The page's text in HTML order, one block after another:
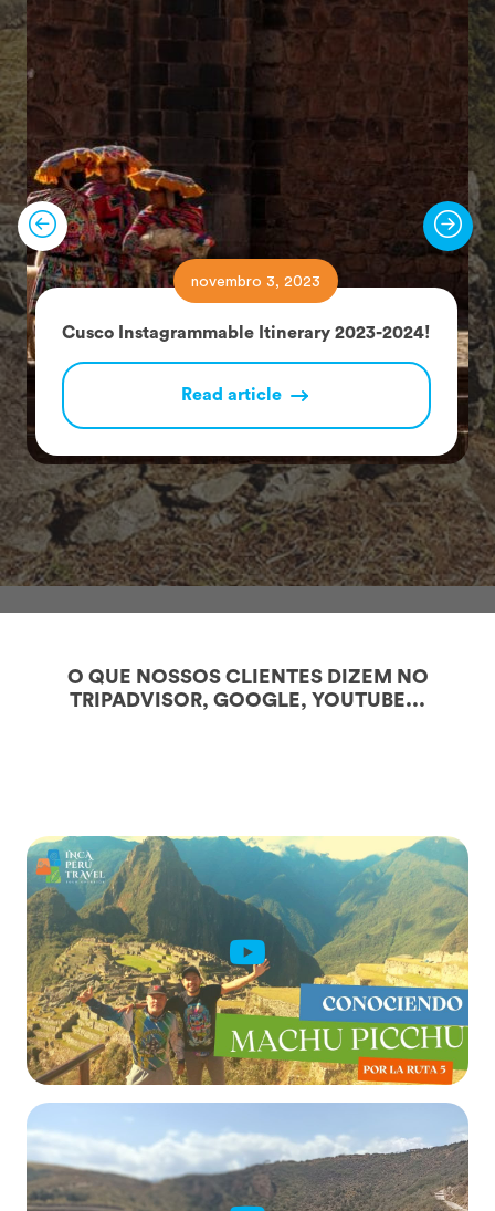
novembro 3, 2023
Cusco Instagrammable Itinerary 2023-2024!
Read article
O QUE NOSSOS CLIENTES DIZEM NO
TRIPADVISOR, GOOGLE, YOUTUBE...